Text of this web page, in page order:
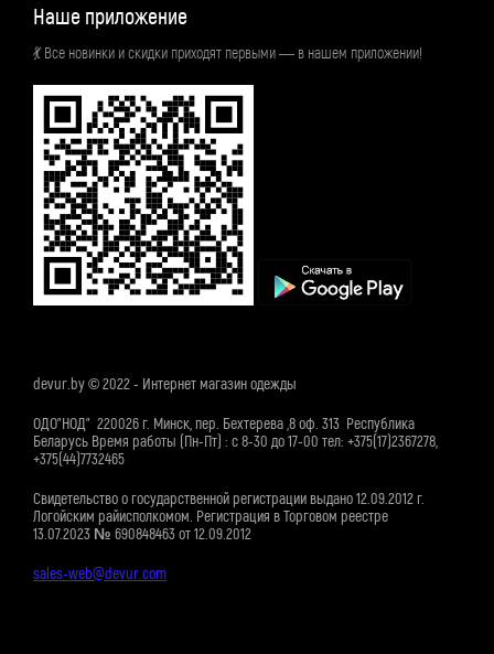
Наше приложение
💃 Все новинки и скидки приходят первыми — в нашем приложении!
devur.by © 2022 - Интернет магазин одежды
ОДО"НОД" 220026 г. Минск, пер. Бехтерева ,8 оф. 313 Республика
Беларусь Время работы (Пн-Пт) : с 8-30 до 17-00 тел: +375(17)2367278,
+375(44)7732465
Свидетельство о государственной регистрации выдано 12.09.2012 г.
Логойским райисполкомом. Регистрация в Торговом реестре
13.07.2023 № 690848463 от 12.09.2012
sales-web@devur.com